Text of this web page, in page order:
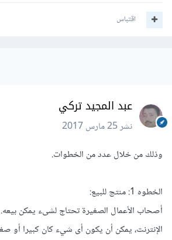
اقتباس
عبد المجيد تركي
نشر25 مارس 2017
وذلك من خلال عدد من الخطوات.
الخطوه 1: منتج للبيع:
أصحاب الأعمال الصغيرة تحتاج لشىء يمكن بيعه.
الإنترنت، يمكن أن يكون أى شيء كان كبيرا أو